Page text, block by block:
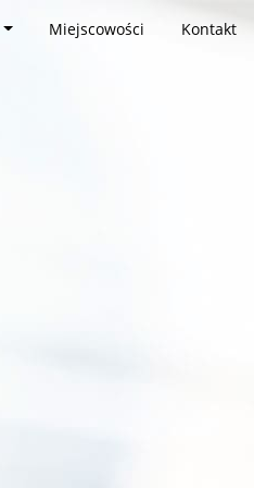
Miejscowości Kontakt